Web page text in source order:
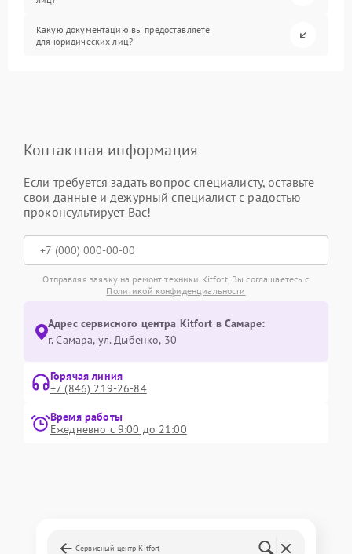
Какую документацию вы предоставляете
для юридических лиц?
Контактная информация
Если требуется задать вопрос специалисту, оставьте
свои данные и дежурный специалист с радостью
проконсультирует Вас!
Отправляя заявку на ремонт техники Kitfort, Вы соглашаетесь с
Политикой конфиденциальности
Адрес сервисного центра Kitfort в Самаре:
г. Самара, ул. Дыбенко, 30
Горячая линия
+7 (846) 219-26-84
Время работы
Ежедневно с 9:00 до 21:00
Сервисный центр Kitfort